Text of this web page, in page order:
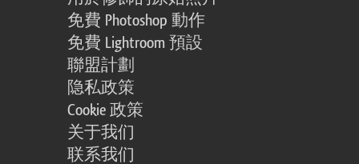
免費 Photoshop 動作
免費 Lightroom 預設
聯盟計劃
隐私政策
Cookie 政策
关于我们
联系我们